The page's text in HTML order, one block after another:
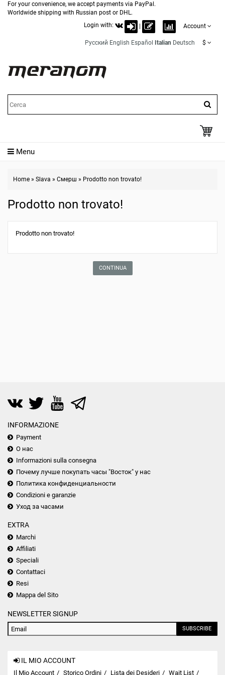
For your convenience, we accept payments via PayPal.
Worldwide shipping with Russian post or DHL.
Login with:
Account
Русский English Español Italian Deutsch $
Menu
Home » Slava » Смерш » Prodotto non trovato!
Prodotto non trovato!
Prodotto non trovato!
CONTINUA
INFORMAZIONE
Payment
О нас
Informazioni sulla consegna
Почему лучше покупать часы "Восток" у нас
Политика конфиденциальности
Condizioni e garanzie
Уход за часами
EXTRA
Marchi
Affiliati
Speciali
Contattaci
Resi
Mappa del Sito
NEWSLETTER SIGNUP
SUBSCRIBE
IL MIO ACCOUNT
Il Mio Account Storico Ordini Lista dei Desideri Wait List